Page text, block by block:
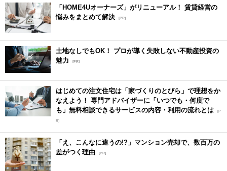
「HOME4Uオーナーズ」がリニューアル！ 賃貸経営の
悩みをまとめて解決 [PR]
土地なしでもOK！ プロが導く失敗しない不動産投資の
魅力
[PR]
はじめての注文住宅は「家づくりのとびら」で理想をか
なえよう！ 専門アドバイザーに「いつでも・何度で
も」無料相談できるサービスの内容・利用の流れとは [P
R]
「え、こんなに違うの!?」マンション売却で、数百万の
差がつく理由 [PR]